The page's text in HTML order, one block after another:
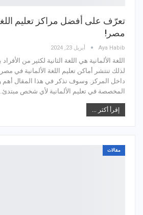
تعرّف على أفضل مراكز تعليم
مصر!
Aya Habib أبريل 23, 2024
اللغة الألمانية هي اللغة الثانية لكثير من
لذلك تنتشر أماكن تعليم اللغة الألمانية في
داخل المركز. وسوف نذكر في هذا المقال أهم
المخصصة في تعليم الألمانية لأي شخص مبتدئ…
إقرأ أكثر ...
مقالات